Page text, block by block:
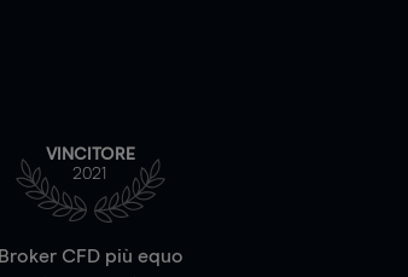
VINCITORE
2021
Broker CFD più equo